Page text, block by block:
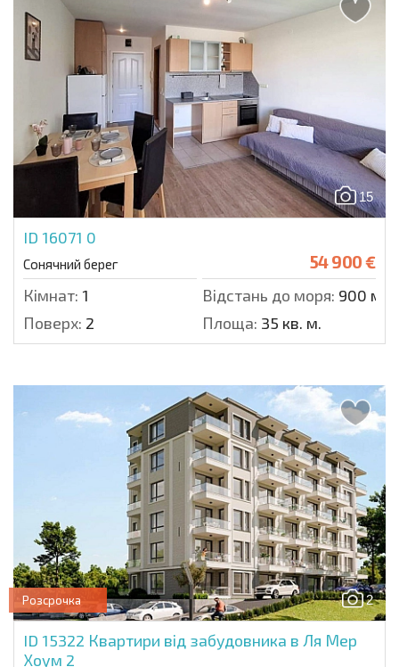
15
ID 16071 0
Сонячний берег 54 900 €
Кімнат: 1 Відстань до моря: 900 м.
Поверх: 2 Площа: 35 кв. м.
2
Розсрочка
ID 15322 Квартири від забудовника в Ля Мер
Хоум 2